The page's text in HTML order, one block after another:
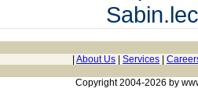
About Us Services
Copyright 2004-2026 by